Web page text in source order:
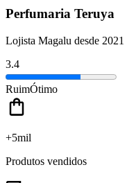
Perfumaria Teruya
Lojista Magalu desde 2021
3.4
RuimÓtimo
+5mil
Produtos vendidos